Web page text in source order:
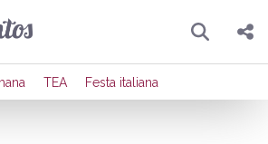
Pesquisar
Compartilhar
TEA Festa italiana